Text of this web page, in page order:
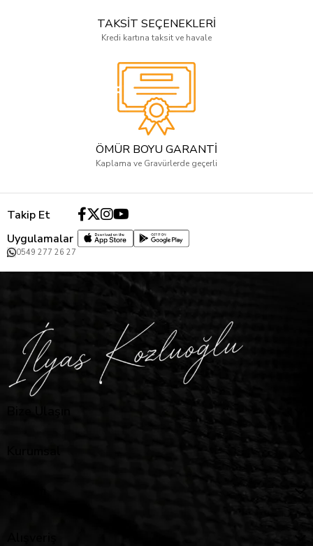
TAKSİT SEÇENEKLERİ
Kredi kartına taksit ve havale
ÖMÜR BOYU GARANTİ
Kaplama ve Gravürlerde geçerli
Takip Et
Uygulamalar
0549 277 26 27